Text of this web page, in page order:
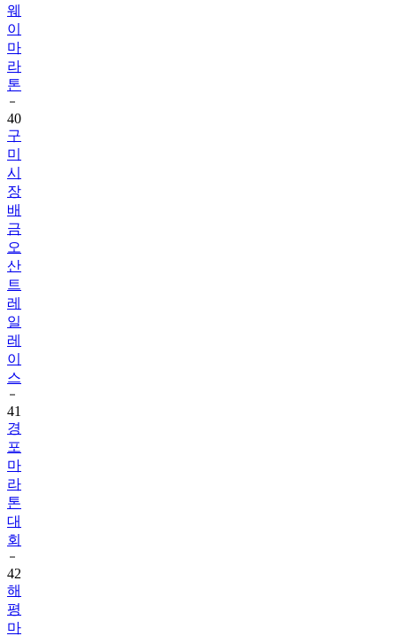
웨
이
마
라
톤
40
구
미
시
장
배
금
오
산
트
레
일
레
이
스
41
경
포
마
라
톤
대
회
42
해
평
마